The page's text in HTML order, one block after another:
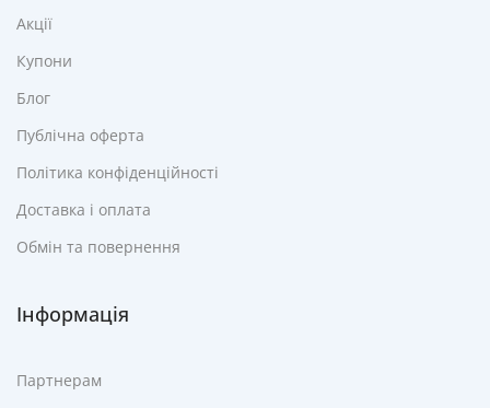
Акції
Купони
Блог
Публічна оферта
Політика конфіденційності
Доставка і оплата
Обмін та повернення
Інформація
Партнерам